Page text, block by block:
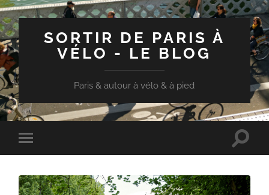
SORTIR DE PARIS À
VÉLO - LE BLOG
Paris & autour à vélo & à pied
Toggle
mobile
Toggle